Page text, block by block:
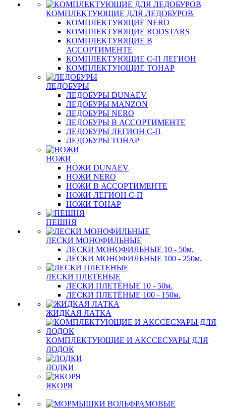
КОМПЛЕКТУЮЩИЕ ДЛЯ ЛЕДОБУРОВ
КОМПЛЕКТУЮЩИЕ NERO
КОМПЛЕКТУЮЩИЕ RODSTARS
КОМПЛЕКТУЮЩИЕ В
АССОРТИМЕНТЕ
КОМПЛЕКТУЮЩИЕ С-П ЛЕГИОН
КОМПЛЕКТУЮЩИЕ ТОНАР
ЛЕДОБУРЫ
ЛЕДОБУРЫ DUNAEV
ЛЕДОБУРЫ MANZON
ЛЕДОБУРЫ NERO
ЛЕДОБУРЫ В АССОРТИМЕНТЕ
ЛЕДОБУРЫ ЛЕГИОН С-П
ЛЕДОБУРЫ ТОНАР
НОЖИ
НОЖИ DUNAEV
НОЖИ NERO
НОЖИ В АССОРТИМЕНТЕ
НОЖИ ЛЕГИОН С-П
НОЖИ ТОНАР
ПЕШНЯ
ЛЕСКИ МОНОФИЛЬНЫЕ
ЛЕСКИ МОНОФИЛЬНЫЕ 10 - 50м.
ЛЕСКИ МОНОФИЛЬНЫЕ 100 - 250м.
ЛЕСКИ ПЛЕТЕНЫЕ
ЛЕСКИ ПЛЕТЁНЫЕ 10 - 50м.
ЛЕСКИ ПЛЕТЁНЫЕ 100 - 150м.
ЖИДКАЯ ЛАТКА
КОМПЛЕКТУЮЩИЕ И АКССЕСУАРЫ ДЛЯ
ЛОДОК
ЛОДКИ
ЯКОРЯ